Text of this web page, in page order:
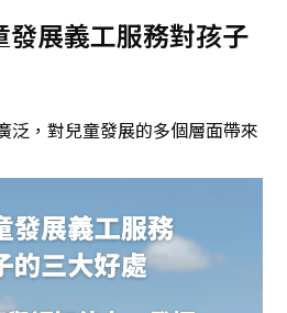
發展義工服務對孩子
泛，對兒童發展的多個層面帶來